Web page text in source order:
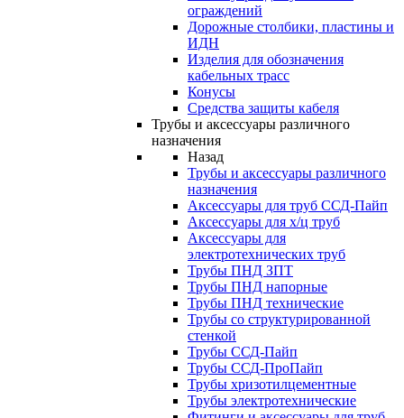
ограждений
Дорожные столбики, пластины и
ИДН
Изделия для обозначения
кабельных трасс
Конусы
Средства защиты кабеля
Трубы и аксессуары различного
назначения
Назад
Трубы и аксессуары различного
назначения
Аксессуары для труб ССД-Пайп
Аксессуары для х/ц труб
Аксессуары для
электротехнических труб
Трубы ПНД ЗПТ
Трубы ПНД напорные
Трубы ПНД технические
Трубы со структурированной
стенкой
Трубы ССД-Пайп
Трубы ССД-ПроПайп
Трубы хризотилцементные
Трубы электротехнические